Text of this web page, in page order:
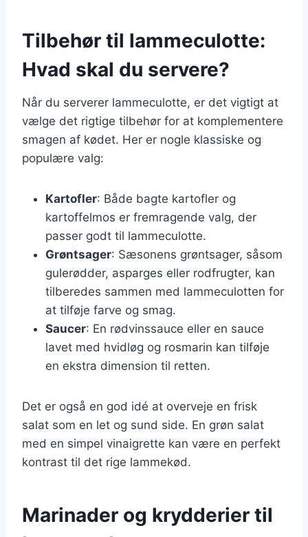
Tilbehør til lammeculotte:
Hvad skal du servere?
Når du serverer lammeculotte, er det vigtigt at
vælge det rigtige tilbehør for at komplementere
smagen af kødet. Her er nogle klassiske og
populære valg:
Kartofler: Både bagte kartofler og
kartoffelmos er fremragende valg, der
passer godt til lammeculotte.
Grøntsager: Sæsonens grøntsager, såsom
gulerødder, asparges eller rodfrugter, kan
tilberedes sammen med lammeculotten for
at tilføje farve og smag.
Saucer: En rødvinssauce eller en sauce
lavet med hvidløg og rosmarin kan tilføje
en ekstra dimension til retten.
Det er også en god idé at overveje en frisk
salat som en let og sund side. En grøn salat
med en simpel vinaigrette kan være en perfekt
kontrast til det rige lammekød.
Marinader og krydderier til